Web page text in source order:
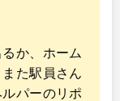
か、ホーム
た駅員さん
パーのリポ